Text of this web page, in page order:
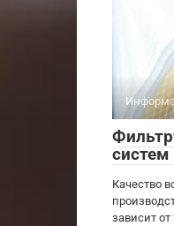
Качество
зависит